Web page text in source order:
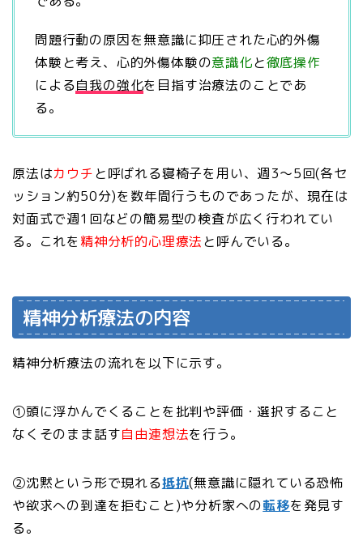
問題行動の原因を無意識に抑圧された心的外傷
体験と考え、心的外傷体験の意識化と徹底操作
による自我の強化を目指す治療法のことであ
る。
原法はカウチと呼ばれる寝椅子を用い、週3～5回(各セ
ッション約50分)を数年間行うものであったが、現在は
対面式で週1回などの簡易型の検査が広く行われてい
る。これを 精神分析的心理療法と呼んでいる。
精神分析療法の内容
精神分析療法の流れを以下に示す。
①頭に浮かんでくることを批判や評価・選択すること
なくそのまま話す自由連想法を行う。
②沈黙という形で現れる抵抗(無意識に隠れている恐怖
や欲求への到達を拒むこと)や分析家への転移を発見す
る。